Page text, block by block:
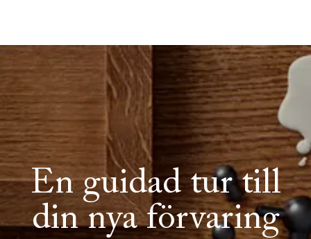
En guidad tur till
din nya förvaring